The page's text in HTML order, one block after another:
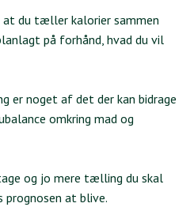
at du tæller kalorier sammen
på forhånd, hvad du vil
er noget af det der kan bidrage
omkring mad og
og jo mere tælling du skal
at blive.